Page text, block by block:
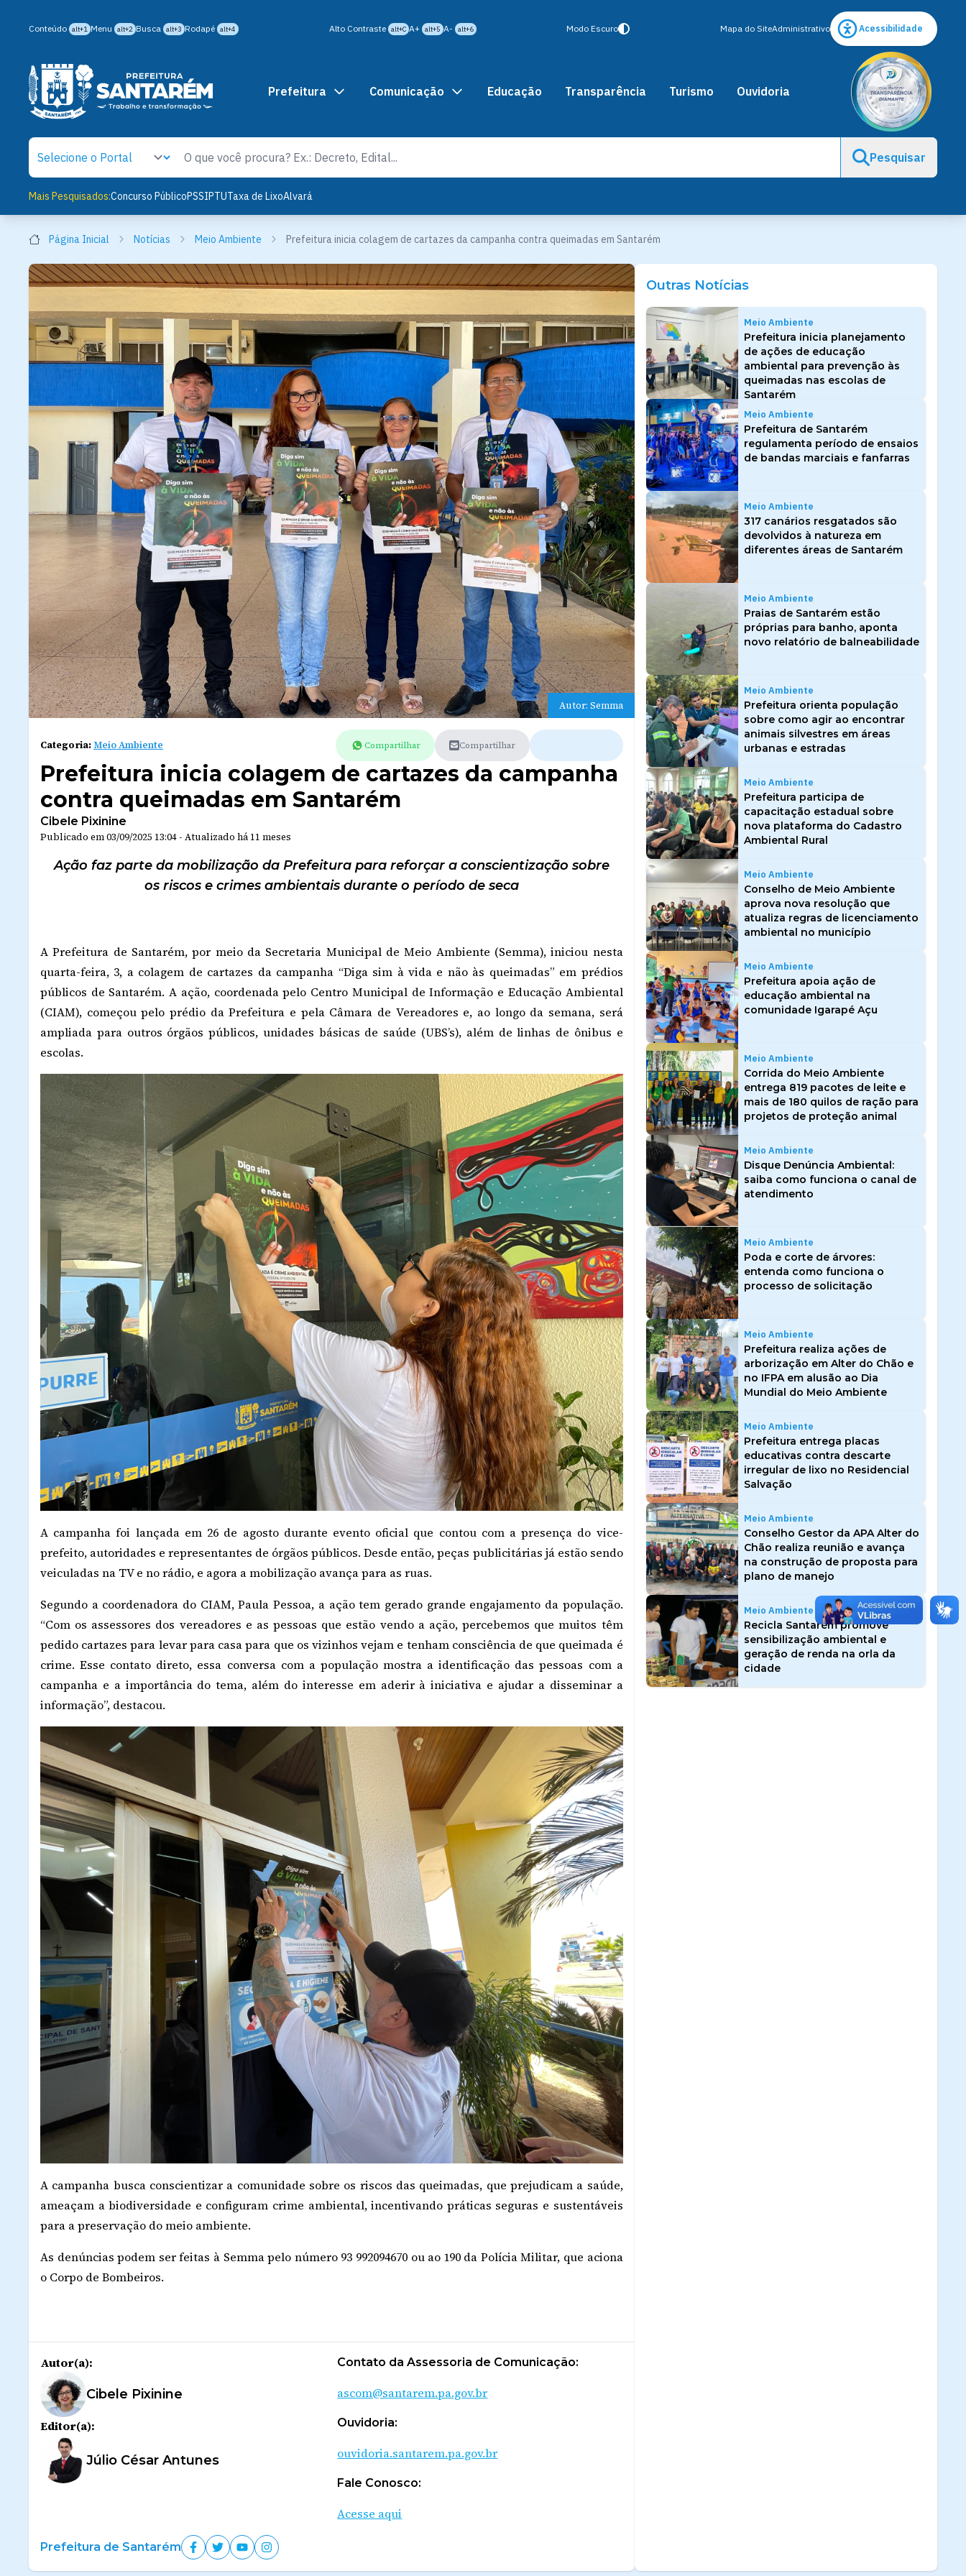
Conteúdo alt+1 Menu alt+2 Busca alt+3 Rodapé alt+4 Alto Contraste alt+C A+ alt+5 A- alt+6 Modo Escuro Mapa do SiteAdministrativo Acessibilidade
Prefeitura Comunicação Educação Transparência Turismo Ouvidoria
Pesquisar
Mais Pesquisados:Concurso PúblicoPSSIPTUTaxa de LixoAlvará
Página Inicial Notícias Meio Ambiente Prefeitura inicia colagem de cartazes da campanha contra queimadas em Santarém
Autor: Semma
Categoria:Meio Ambiente Compartilhar Compartilhar
Prefeitura inicia colagem de cartazes da campanha
contra queimadas em Santarém
Cibele Pixinine
Publicado em03/09/2025 13:04 - Atualizado há 11 meses
Ação faz parte da mobilização da Prefeitura para reforçar a conscientização sobre
os riscos e crimes ambientais durante o período de seca
A Prefeitura de Santarém, por meio da Secretaria Municipal de Meio Ambiente (Semma), iniciou nesta
quarta-feira, 3, a colagem de cartazes da campanha “Diga sim à vida e não às queimadas” em prédios
públicos de Santarém. A ação, coordenada pelo Centro Municipal de Informação e Educação Ambiental
(CIAM), começou pelo prédio da Prefeitura e pela Câmara de Vereadores e, ao longo da semana, será
ampliada para outros órgãos públicos, unidades básicas de saúde (UBS’s), além de linhas de ônibus e
escolas.
A campanha foi lançada em 26 de agosto durante evento oficial que contou com a presença do vice-
prefeito, autoridades e representantes de órgãos públicos. Desde então, peças publicitárias já estão sendo
veiculadas na TV e no rádio, e agora a mobilização avança para as ruas.
Segundo a coordenadora do CIAM, Paula Pessoa, a ação tem gerado grande engajamento da população.
“Com os assessores dos vereadores e as pessoas que estão vendo a ação, percebemos que muitos têm
pedido cartazes para levar para casa para que os vizinhos vejam e tenham consciência de que queimada é
crime. Esse contato direto, essa conversa com a população mostra a identificação das pessoas com a
campanha e a importância do tema, além do interesse em aderir à iniciativa e ajudar a disseminar a
informação”, destacou.
A campanha busca conscientizar a comunidade sobre os riscos das queimadas, que prejudicam a saúde,
ameaçam a biodiversidade e configuram crime ambiental, incentivando práticas seguras e sustentáveis
para a preservação do meio ambiente.
As denúncias podem ser feitas à Semma pelo número 93 992094670 ou ao 190 da Polícia Militar, que aciona
o Corpo de Bombeiros.
Autor(a):
Cibele Pixinine
Editor(a):
Júlio César Antunes
Contato da Assessoria de Comunicação:
ascom@santarem.pa.gov.br
Ouvidoria:
ouvidoria.santarem.pa.gov.br
Fale Conosco:
Acesse aqui
Prefeitura de Santarém
Outras Notícias
Meio Ambiente
Prefeitura inicia planejamento
de ações de educação
ambiental para prevenção às
queimadas nas escolas de
Santarém
Meio Ambiente
Prefeitura de Santarém
regulamenta período de ensaios
de bandas marciais e fanfarras
Meio Ambiente
317 canários resgatados são
devolvidos à natureza em
diferentes áreas de Santarém
Meio Ambiente
Praias de Santarém estão
próprias para banho, aponta
novo relatório de balneabilidade
Meio Ambiente
Prefeitura orienta população
sobre como agir ao encontrar
animais silvestres em áreas
urbanas e estradas
Meio Ambiente
Prefeitura participa de
capacitação estadual sobre
nova plataforma do Cadastro
Ambiental Rural
Meio Ambiente
Conselho de Meio Ambiente
aprova nova resolução que
atualiza regras de licenciamento
ambiental no município
Meio Ambiente
Prefeitura apoia ação de
educação ambiental na
comunidade Igarapé Açu
Meio Ambiente
Corrida do Meio Ambiente
entrega 819 pacotes de leite e
mais de 180 quilos de ração para
projetos de proteção animal
Meio Ambiente
Disque Denúncia Ambiental:
saiba como funciona o canal de
atendimento
Meio Ambiente
Poda e corte de árvores:
entenda como funciona o
processo de solicitação
Meio Ambiente
Prefeitura realiza ações de
arborização em Alter do Chão e
no IFPA em alusão ao Dia
Mundial do Meio Ambiente
Meio Ambiente
Prefeitura entrega placas
educativas contra descarte
irregular de lixo no Residencial
Salvação
Meio Ambiente
Conselho Gestor da APA Alter do
Chão realiza reunião e avança
na construção de proposta para
plano de manejo
Meio Ambiente
Recicla Santarém promove
sensibilização ambiental e
geração de renda na orla da
cidade